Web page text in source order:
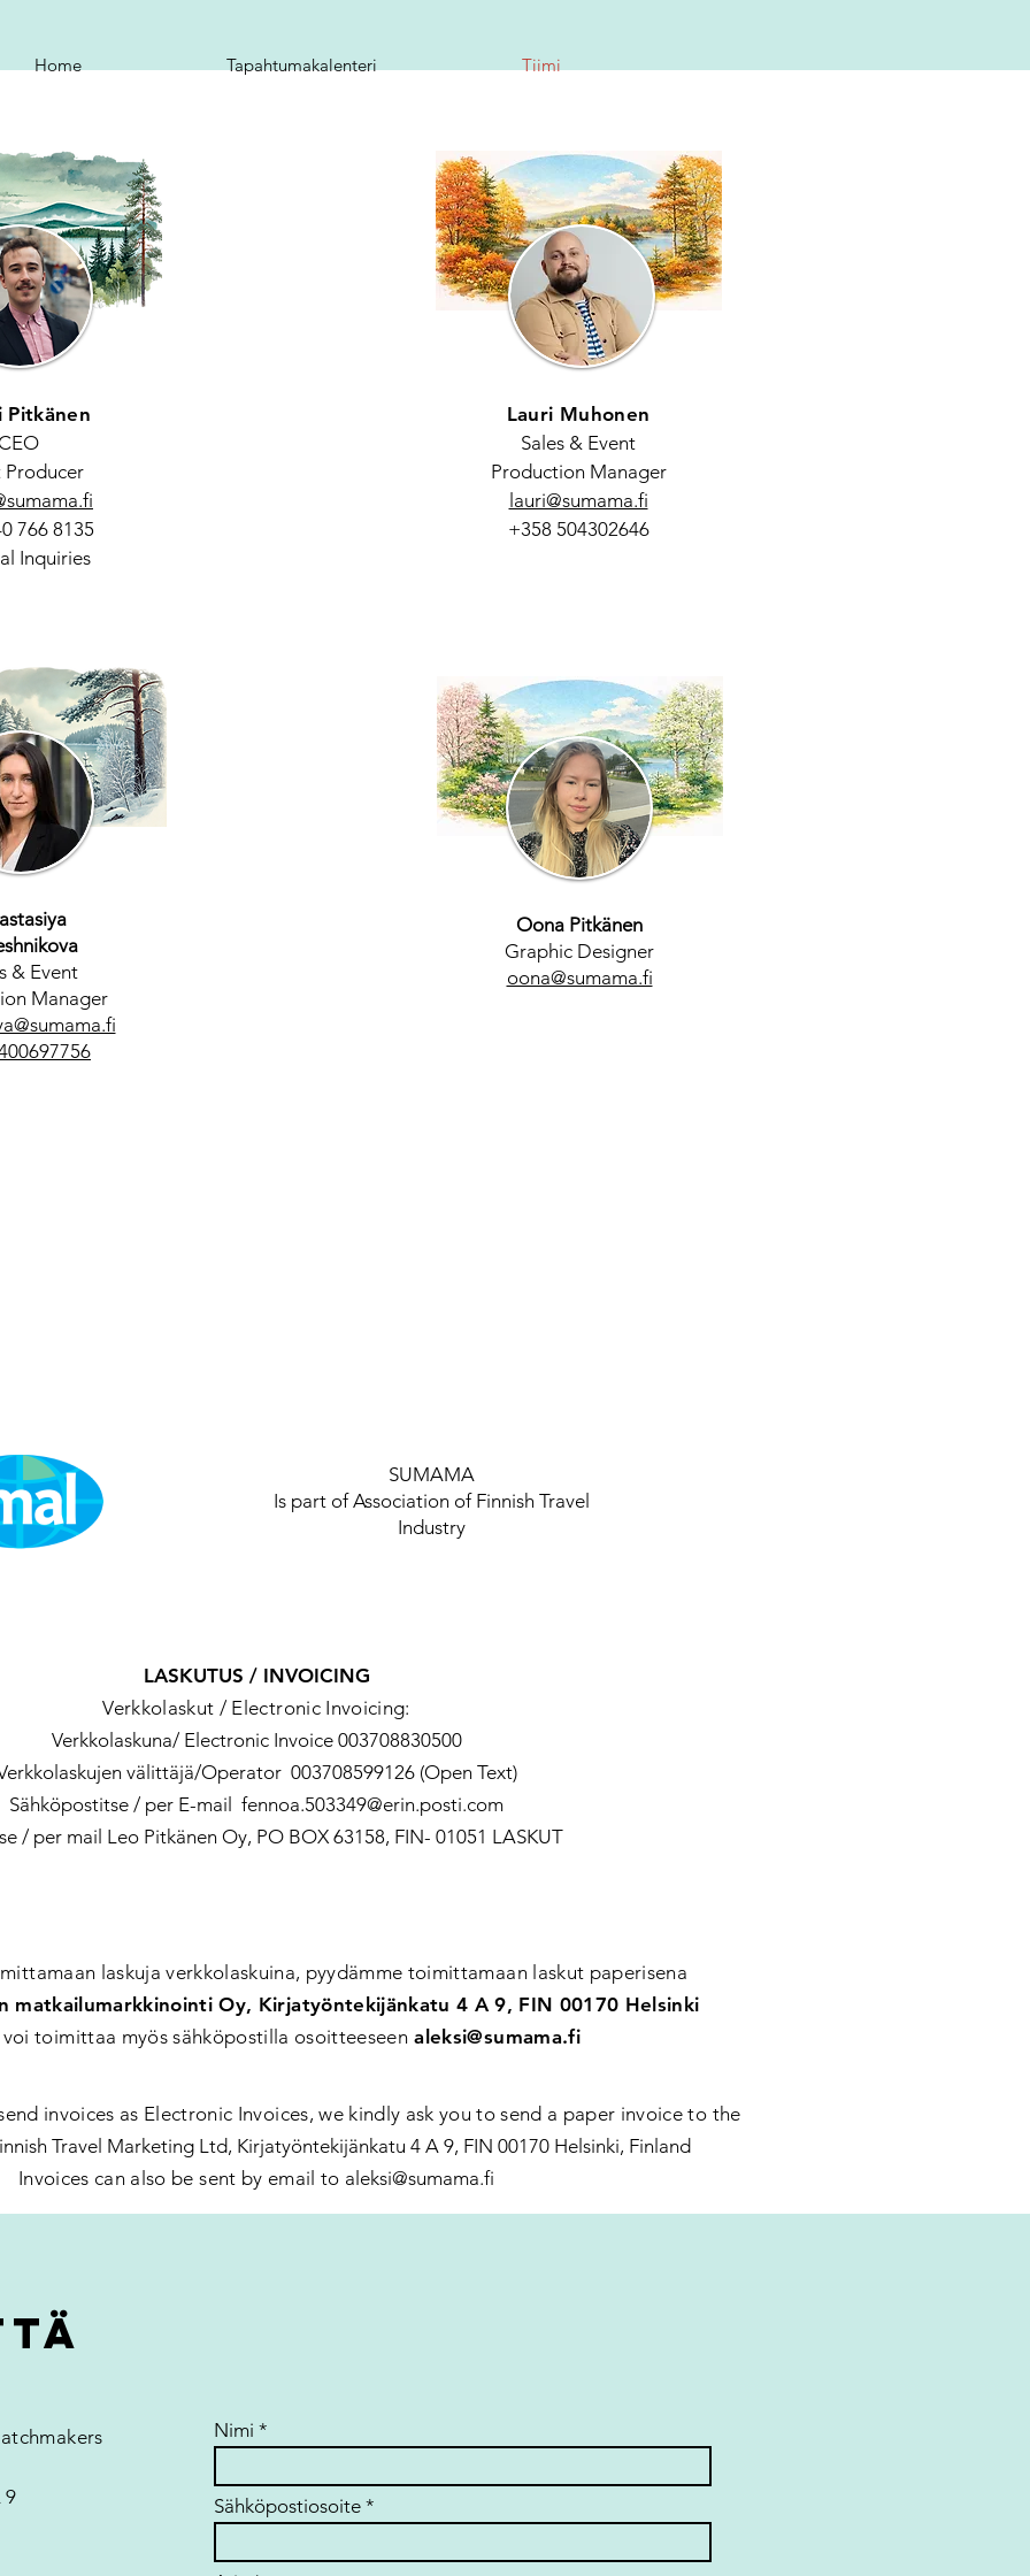
Home Tapahtumakalenteri Tiimi
SUMAMA
matchmakers
Pitkänen
Producer
766 8135
Inquiries
& Event
Manager
Lauri Muhonen
Sales & Event
Production Manager
lauri@sumama.fi
+358 504302646
Oona Pitkänen
Graphic Designer
oona@sumama.fi
SUMAMA
Is part of Association of Finnish Travel
Industry
LASKUTUS / INVOICING
Verkkolaskut / Electronic Invoicing:
Verkkolaskuna/ Electronic Invoice 003708830500
välittäjä/Operator 003708599126 (Open Text)
Sähköpostitse / per E-mail fennoa.503349@erin.posti.com
/ per mail Leo Pitkänen Oy, PO BOX 63158, FIN- 01051 LASKUT
laskuja verkkolaskuina, pyydämme toimittamaan laskut paperisena
matkailumarkkinointi Oy, Kirjatyöntekijänkatu 4 A 9, FIN 00170 Helsinki
voi toimittaa myös sähköpostilla osoitteeseen aleksi@sumama.fi
invoices as Electronic Invoices, we kindly ask you to send a paper invoice to the
Travel Marketing Ltd, Kirjatyöntekijänkatu 4 A 9, FIN 00170 Helsinki, Finland
Invoices can also be sent by email to aleksi@sumama.fi
9
Nimi
Sähköpostiosoite